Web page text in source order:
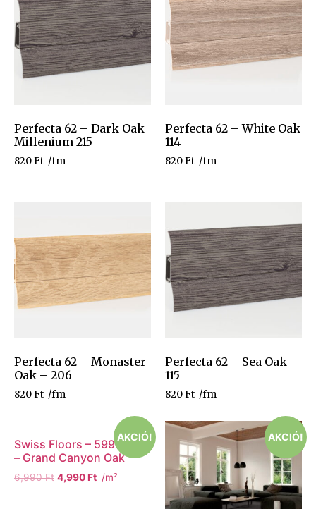
Perfecta 62 – Dark Oak
Millenium 215
820Ft /fm
Perfecta 62 – White Oak
114
820Ft /fm
Perfecta 62 – Monaster
Oak – 206
820Ft /fm
Perfecta 62 – Sea Oak –
115
820Ft /fm
AKCIÓ!
Swiss Floors – 59991OV
– Grand Canyon Oak
6,990Ft 4,990Ft /m²
AKCIÓ!